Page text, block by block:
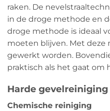
raken. De
in de droge methode en
droge methode is ideaal
moeten blijven. Met deze
gewerkt worden.
praktisch als het gaat om
Harde gevelreiniging
Chemische reiniging